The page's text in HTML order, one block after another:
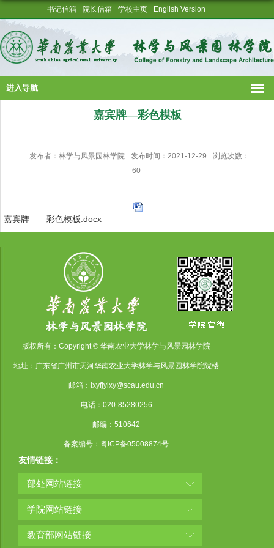
书记信箱 院长信箱 学校主页 English Version
进入导航
嘉宾牌—彩色模板
发布者：林学与风景园林学院 发布时间：2021-12-29
浏览次数：
60
嘉宾牌——彩色模板.docx
版权所有：Copyright © 华南农业大学林学与风景园林学院
地址：广东省广州市天河华南农业大学林学与风景园林学院院楼
邮箱：lxyfjylxy@scau.edu.cn
电话：020-85280256
邮编：510642
备案编号：粤ICP备05008874号
友情链接：
部处网站链接
学院网站链接
教育部网站链接